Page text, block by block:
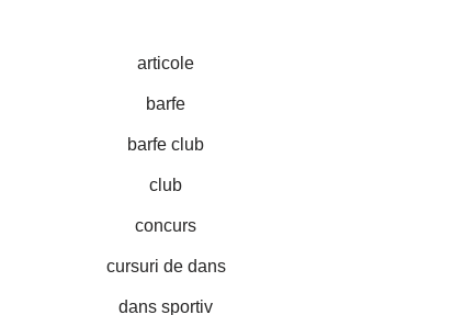
articole
barfe
barfe club
club
concurs
cursuri de dans
dans sportiv